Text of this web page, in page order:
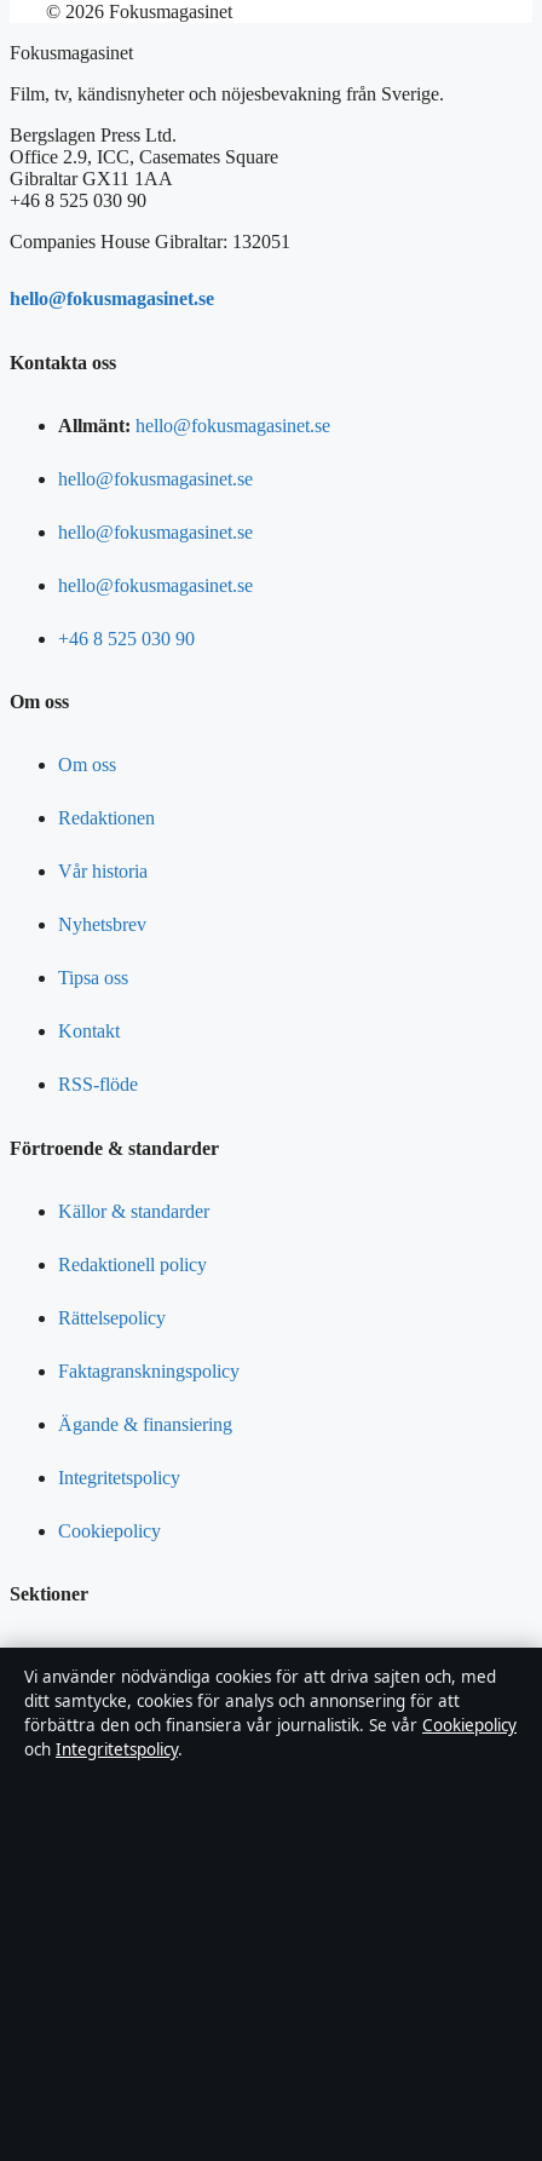
© 2026 Fokusmagasinet
Fokusmagasinet
Film, tv, kändisnyheter och nöjesbevakning från Sverige.
Bergslagen Press Ltd.
Office 2.9, ICC, Casemates Square
Gibraltar GX11 1AA
+46 8 525 030 90
Companies House Gibraltar: 132051
hello@fokusmagasinet.se
Kontakta oss
Allmänt: hello@fokusmagasinet.se
hello@fokusmagasinet.se
hello@fokusmagasinet.se
hello@fokusmagasinet.se
+46 8 525 030 90
Om oss
Om oss
Redaktionen
Vår historia
Nyhetsbrev
Tipsa oss
Kontakt
RSS-flöde
Förtroende & standarder
Källor & standarder
Redaktionell policy
Rättelsepolicy
Faktagranskningspolicy
Ägande & finansiering
Integritetspolicy
Cookiepolicy
Sektioner
Branschnyheter
Nöje
Vi använder nödvändiga cookies för att driva sajten och, med
ditt samtycke, cookies för analys och annonsering för att
förbättra den och finansiera vår journalistik. Se vår Cookiepolicy
och Integritetspolicy.